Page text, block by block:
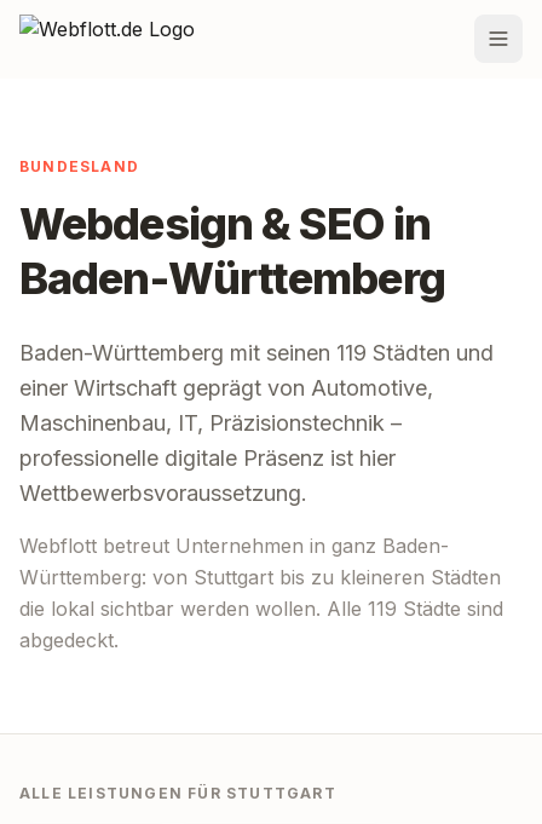
Zum Inhalt springen
Preise
Projekte
Team
Standorte
Kontakt
BUNDESLAND
Webdesign & SEO in
Baden-Württemberg
Baden-Württemberg mit seinen 119 Städten und
einer Wirtschaft geprägt von Automotive,
Maschinenbau, IT, Präzisionstechnik –
professionelle digitale Präsenz ist hier
Wettbewerbsvoraussetzung.
Webflott betreut Unternehmen in ganz Baden-
Württemberg: von Stuttgart bis zu kleineren Städten
die lokal sichtbar werden wollen. Alle 119 Städte sind
abgedeckt.
ALLE LEISTUNGEN FÜR STUTTGART